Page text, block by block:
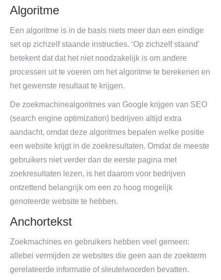
Algoritme
Een algoritme is in de basis niets meer dan een eindige
set op zichzelf staande instructies. ‘Op zichzelf staand’
betekent dat dat het niet noodzakelijk is om andere
processen uit te voeren om het algoritme te berekenen en
het gewenste resultaat te krijgen.
De zoekmachinealgoritmes van Google krijgen van SEO
(search engine optimization) bedrijven altijd extra
aandacht, omdat deze algoritmes bepalen welke positie
een website krijgt in de zoekresultaten. Omdat de meeste
gebruikers niet verder dan de eerste pagina met
zoekresultaten lezen, is het daarom voor bedrijven
ontzettend belangrijk om een zo hoog mogelijk
genoteerde website te hebben.
Anchortekst
Zoekmachines en gebruikers hebben veel gemeen:
allebei vermijden ze websites die geen aan de zoekterm
gerelateerde informatie of sleutelwoorden bevatten.